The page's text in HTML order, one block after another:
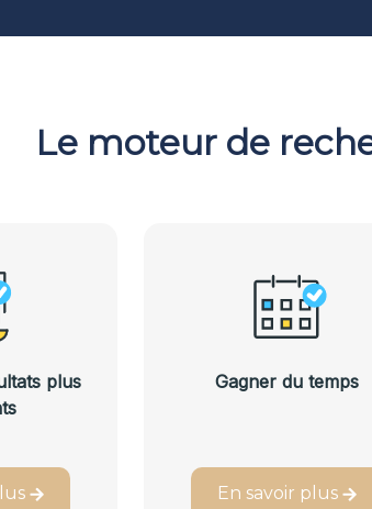
Le moteur de
plus
Gagner du temps
En savoir plus